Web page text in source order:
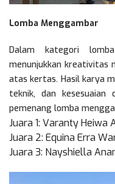
Lomba Menggambar
Dalam kategori
menunjukkan kreativitas
atas kertas. Hasil karya
teknik, dan kesesuaian
pemenang lomba
Juara 1: Varanty Heiwa
Juara 2: Equina Erra
Juara 3: Nayshiella